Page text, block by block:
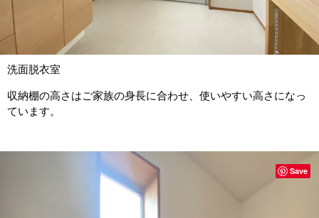
洗面脱衣室
収納棚の高さはご家族の身長に合わせ、使いやすい高さになっ
ています。
Save